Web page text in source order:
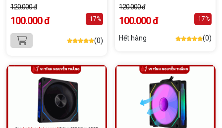
120.000 đ
100.000 đ -17%
(0)
120.000 đ
100.000 đ -17%
Hết hàng (0)